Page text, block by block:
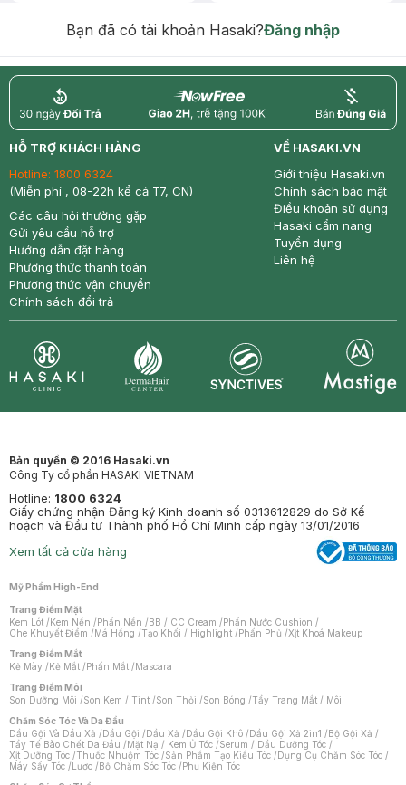
Bạn đã có tài khoản Hasaki?Đăng nhập
return nowfree price
HỖ TRỢ KHÁCH HÀNG
Hotline: 1800 6324
(Miễn phí , 08-22h kể cả T7, CN)
Các câu hỏi thường gặp
Gửi yêu cầu hỗ trợ
Hướng dẫn đặt hàng
Phương thức thanh toán
Phương thức vận chuyển
Chính sách đổi trả
VỀ HASAKI.VN
Giới thiệu Hasaki.vn
Chính sách bảo mật
Điều khoản sử dụng
Hasaki cẩm nang
Tuyển dụng
Liên hệ
Bản quyền © 2016 Hasaki.vn
Công Ty cổ phần HASAKI VIETNAM
Hotline: 1800 6324
Giấy chứng nhận Đăng ký Kinh doanh số 0313612829 do Sở Kế
hoạch và Đầu tư Thành phố Hồ Chí Minh cấp ngày 13/01/2016
Xem tất cả cửa hàng
Mỹ Phẩm High-End
Trang Điểm Mặt
Kem Lót /Kem Nền /Phấn Nền /BB / CC Cream /Phấn Nước Cushion /
Che Khuyết Điểm /Má Hồng /Tạo Khối / Highlight /Phấn Phủ /Xịt Khoá Makeup
Trang Điểm Mắt
Kẻ Mày /Kẻ Mắt /Phấn Mắt /Mascara
Trang Điểm Môi
Son Dưỡng Môi /Son Kem / Tint /Son Thỏi /Son Bóng /Tẩy Trang Mắt / Môi
Chăm Sóc Tóc Và Da Đầu
Dầu Gội Và Dầu Xả /Dầu Gội /Dầu Xả /Dầu Gội Khô /Dầu Gội Xả 2in1 /Bộ Gội Xả /
Tẩy Tế Bào Chết Da Đầu /Mặt Nạ / Kem Ủ Tóc /Serum / Dầu Dưỡng Tóc /
Xịt Dưỡng Tóc /Thuốc Nhuộm Tóc /Sản Phẩm Tạo Kiểu Tóc /Dụng Cụ Chăm Sóc Tóc /
Máy Sấy Tóc /Lược /Bộ Chăm Sóc Tóc /Phụ Kiện Tóc